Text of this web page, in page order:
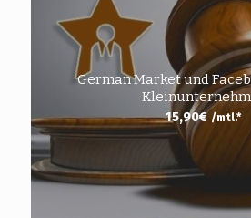
German Market und
15,90€ /mtl.*